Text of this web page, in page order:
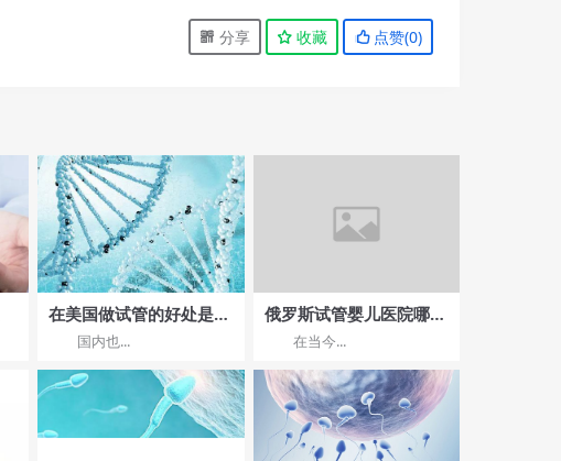
分享 收藏 点赞(0)
在美国做试管的好处是什
国内也...
俄罗斯试管婴儿医院哪家
费用低？流程及时间说明
在当今...